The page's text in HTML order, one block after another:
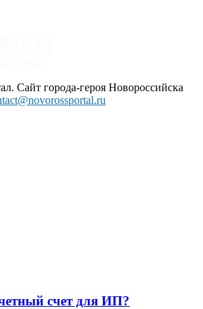
Сайт города-героя Новороссийска
счет для ИП?